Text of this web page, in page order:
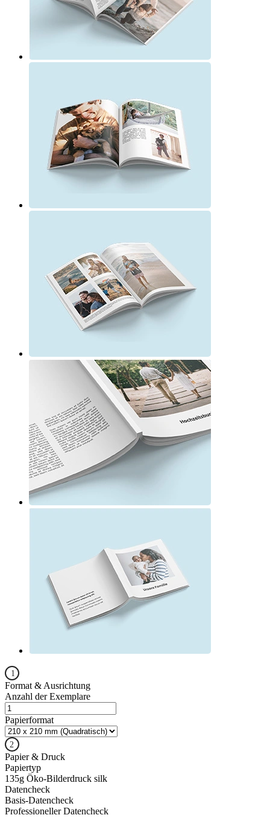
Format & Ausrichtung
Anzahl der Exemplare
Papierformat
Papier & Druck
Papiertyp
135g Öko-Bilderdruck silk
Datencheck
Basis-Datencheck
Professioneller Datencheck